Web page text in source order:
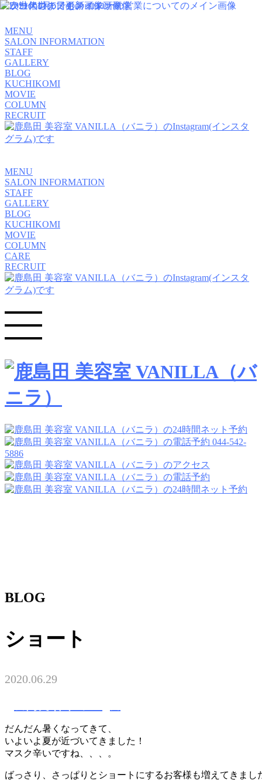
MENU
SALON INFORMATION
STAFF
GALLERY
BLOG
KUCHIKOMI
MOVIE
COLUMN
RECRUIT
MENU
SALON INFORMATION
STAFF
GALLERY
BLOG
KUCHIKOMI
MOVIE
COLUMN
CARE
RECRUIT
044-542-
5886
BLOG
ショート
2020.06.29
だんだん暑くなってきて、
いよいよ夏が近づいてきました！
マスク辛いですね、、、。
ばっさり、さっぱりとショートにするお客様も増えてきまし